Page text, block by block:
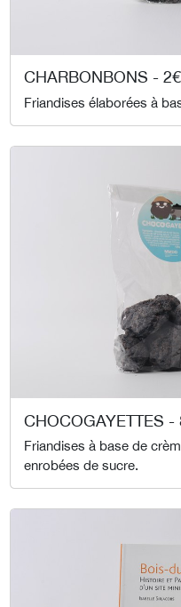
CHARBONBONS - 2€
Friandises élaborées à
CHOCOGAYETTES -
Friandises à base de
enrobées de sucre.